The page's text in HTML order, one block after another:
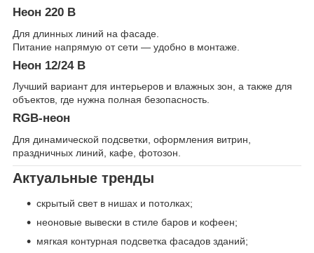
Неон 220 В
Для длинных линий на фасаде.
Питание напрямую от сети — удобно в монтаже.
Неон 12/24 В
Лучший вариант для интерьеров и влажных зон, а также для
объектов, где нужна полная безопасность.
RGB-неон
Для динамической подсветки, оформления витрин,
праздничных линий, кафе, фотозон.
Актуальные тренды
скрытый свет в нишах и потолках;
неоновые вывески в стиле баров и кофеен;
мягкая контурная подсветка фасадов зданий;